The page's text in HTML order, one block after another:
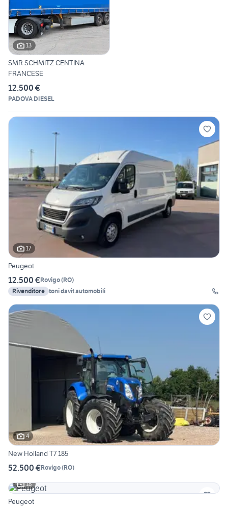
13
SMR SCHMITZ CENTINA
FRANCESE
12.500 €
PADOVA DIESEL
17
Peugeot
12.500 €Rovigo(RO)
Rivenditore toni davit automobili
4
New Holland T7 185
52.500 €Rovigo(RO)
18
Peugeot